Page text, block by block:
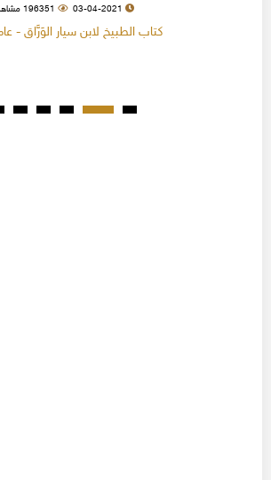
03-04-2021 196351 مشاهدة
كتاب الطبيخ لابن سيار الوَرَّاق - عام 940م